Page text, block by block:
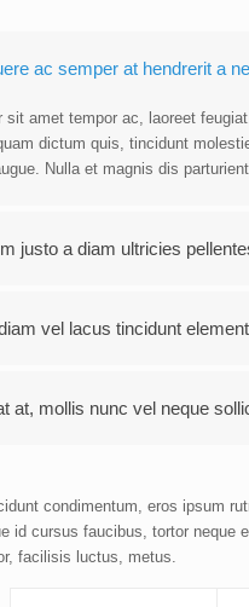
ac semper at hendrerit a
sit amet tempor ac, laoreet
dictum quis, tincidunt
Nulla et magnis dis
justo a diam ultricies
vel lacus tincidunt
at, mollis nunc vel neque
condimentum, eros ipsum
id cursus faucibus, tortor neque
facilisis luctus, metus.